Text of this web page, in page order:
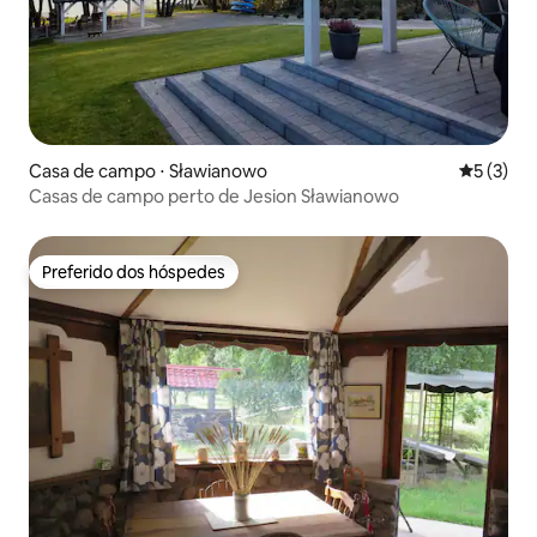
Casa de campo ⋅ Sławianowo 5 de
5 (3)
Casas de campo perto de Jesion Sławianowo
Preferido dos hóspedes
Preferido dos hóspedes